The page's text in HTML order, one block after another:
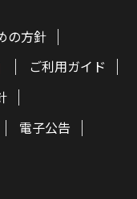
の方針
ご利用ガイド
電子公告